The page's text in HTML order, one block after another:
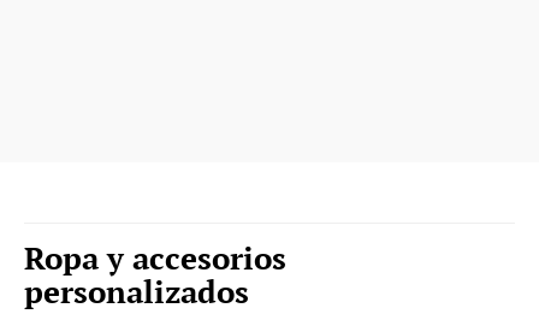
Ropa y accesorios
personalizados